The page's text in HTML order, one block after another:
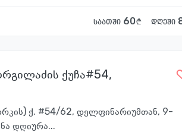
საათში 60 დღეში
ქუჩა#54,
ქ. #54/62, დელფინარიუმთან, 9-
დღიურა...